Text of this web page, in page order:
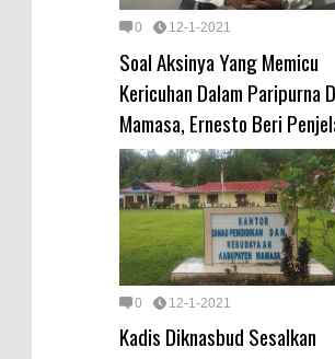
0 12-1-2021
Soal Aksinya Yang Memicu
Kericuhan Dalam Paripurna
Mamasa, Ernesto Beri
0 12-1-2021
Kadis Diknasbud Sesalkan